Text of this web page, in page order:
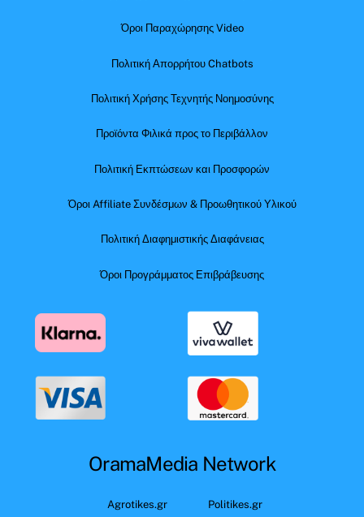
Όροι Παραχώρησης Video
Πολιτική Απορρήτου Chatbots
Πολιτική Χρήσης Τεχνητής Νοημοσύνης
Προϊόντα Φιλικά προς το Περιβάλλον
Πολιτική Εκπτώσεων και Προσφορών
Όροι Affiliate Συνδέσμων & Προωθητικού Υλικού
Πολιτική Διαφημιστικής Διαφάνειας
Όροι Προγράμματος Επιβράβευσης
OramaMedia Network
Agrotikes.gr Politikes.gr